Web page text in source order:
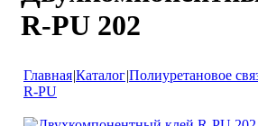
R-PU 202
Главная|Каталог|Полиуретановое
R-PU